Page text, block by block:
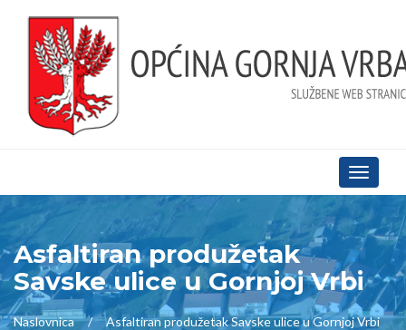
Toggle
Asfaltiran produžetak
Savske ulice u Gornjoj Vrbi
Naslovnica Asfaltiran produžetak Savske ulice u Gornjoj Vrbi